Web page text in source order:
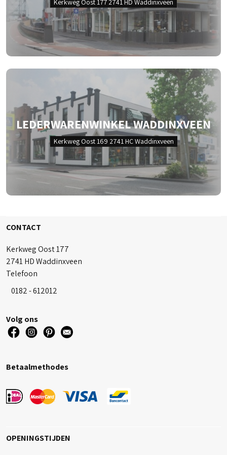
Kerkweg Oost 177 2741 HD Waddinxveen
LEDERWARENWINKEL WADDINXVEEN
Kerkweg Oost 169 2741 HC Waddinxveen
CONTACT
Kerkweg Oost 177
2741 HD Waddinxveen
Telefoon
0182 - 612012
Volg ons
Betaalmethodes
OPENINGSTIJDEN